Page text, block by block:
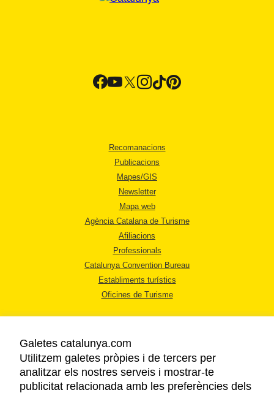
Recomanacions
Publicacions
Mapes/GIS
Newsletter
Mapa web
Agència Catalana de Turisme
Afiliacions
Professionals
Catalunya Convention Bureau
Establiments turístics
Oficines de Turisme
AVÍS LEGAL
Galetes catalunya.com
Utilitzem galetes pròpies i de tercers per
analitzar els nostres serveis i mostrar-te
publicitat relacionada amb les preferències dels